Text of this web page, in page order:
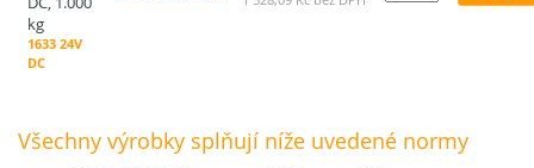
kg
1633 24V
DC
Všechny výrobky splňují níže uvedené normy